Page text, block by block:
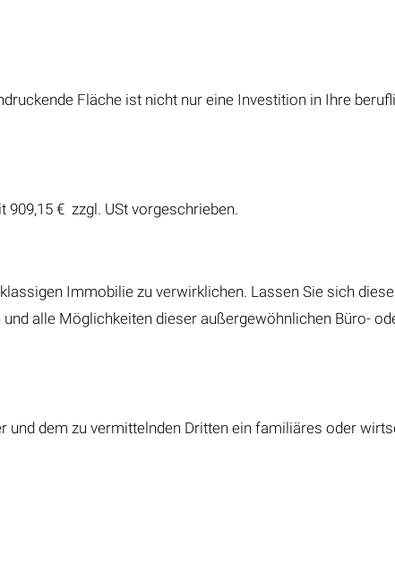
Fläche ist nicht nur eine Investition in Ihre
€ zzgl. USt vorgeschrieben.
Immobilie zu verwirklichen. Lassen Sie sich
alle Möglichkeiten dieser außergewöhnlichen Büro-
und dem zu vermittelnden Dritten ein familiäres oder